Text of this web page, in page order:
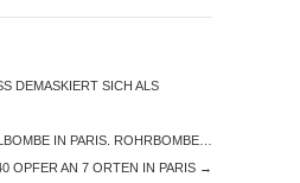
DEMASKIERT SICH ALS
IN PARIS. ROHRBOMBE…
OPFER AN 7 ORTEN IN PARIS →